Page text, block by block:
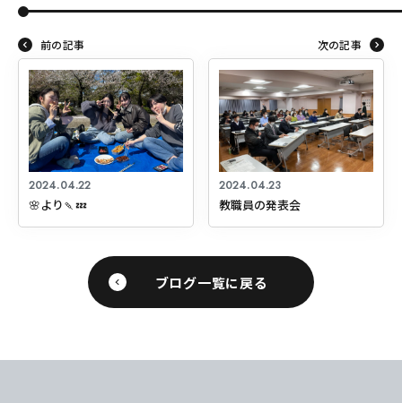
前の記事
2024.04.22
🌸より🍡💤
次の記事
2024.04.23
教職員の発表会
ブログ一覧に戻る